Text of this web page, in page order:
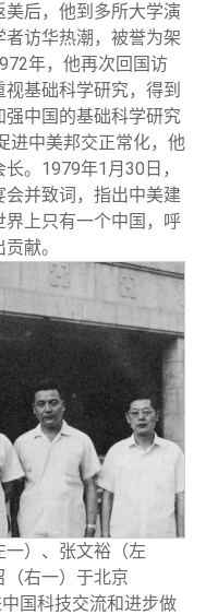
后，他到多所大学演
访华热潮，被誉为架
年，他再次回国访
基础科学研究，得到
中国的基础科学研究
进中美邦交正常化，他
。1979年1月30日，
并致词，指出中美建
上只有一个中国，呼
献。
）、张文裕（左
（右一）于北京
国科技交流和进步做